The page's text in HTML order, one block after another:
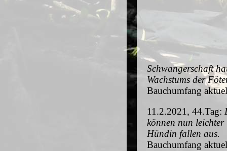
Schwangerschaft
Wachstums der
Bauchumfang
11.2.2021, 44.Tag:
können nun leichter
Hündin fallen aus.
Bauchumfang